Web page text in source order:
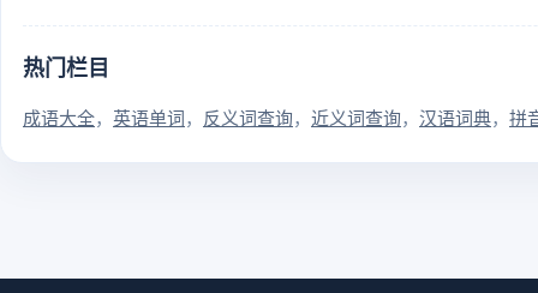
热门栏目
成语大全 英语单词 反义词查询 近义词查询 汉语词典 拼